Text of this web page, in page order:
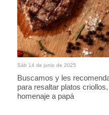
Sáb 14 de junio de 2025
Buscamos y les
para resaltar platos
homenaje a papá